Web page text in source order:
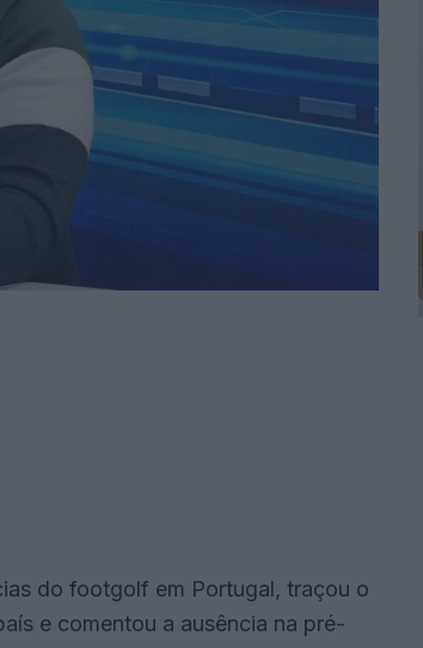
do footgolf em Portugal, traçou o
e comentou a ausência na pré-